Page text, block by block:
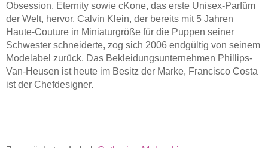
Obsession, Eternity sowie cKone, das erste Unisex-Parfüm
der Welt, hervor. Calvin Klein, der bereits mit 5 Jahren
Haute-Couture in Miniaturgröße für die Puppen seiner
Schwester schneiderte, zog sich 2006 endgültig von seinem
Modelabel zurück. Das Bekleidungsunternehmen Phillips-
Van-Heusen ist heute im Besitz der Marke, Francisco Costa
ist der Chefdesigner.